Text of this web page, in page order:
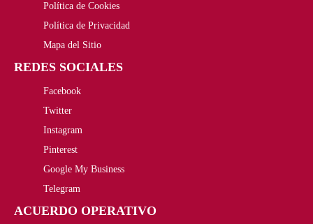
Política de Cookies
Política de Privacidad
Mapa del Sitio
REDES SOCIALES
Facebook
Twitter
Instagram
Pinterest
Google My Business
Telegram
ACUERDO OPERATIVO